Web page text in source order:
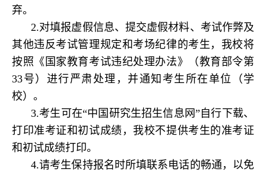
弃。
2.对填报虚假信息、提交虚假材料、考试作弊及
其他违反考试管理规定和考场纪律的考生，我校将
按照《国家教育考试违纪处理办法》（教育部令第
33号）进行严肃处理，并通知考生所在单位（学
校）。
3.考生可在“中国研究生招生信息网”自行下载、
打印准考证和初试成绩，我校不提供考生的准考证
和初试成绩打印。
4.请考生保持报名时所填联系电话的畅通，以免